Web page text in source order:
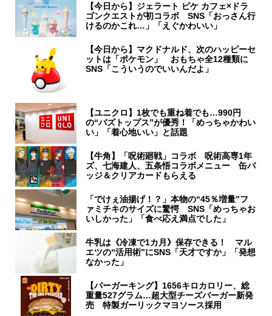
【今日から】ジェラート ピケ カフェ×ドラ
ゴンクエストが初コラボ SNS「おっさん行
けるのかこれ…」「えぐかわいい」
【今日から】マクドナルド、次のハッピーセ
ットは「ポケモン」 おもちゃ全12種類に
SNS「こういうのでいいんだよ」
【ユニクロ】1枚でも重ね着でも…990円
の“バズトップス”が優秀！「めっちゃかわい
い」「着心地いい」と話題
【牛角】「呪術廻戦」コラボ 呪術高専1年
ズ、七海建人、五条悟コラボメニュー 缶バ
ッジ＆クリアカードもらえる
「でけぇ油揚げ！？」本物の“45％増量”フ
ァミチキのサイズに驚愕 SNS「めっちゃお
いしかった」「食べ応え満点でした」
牛乳は《冷凍で1カ月》保存できる！ マル
エツの“活用術”にSNS「天才ですか」「発想
なかった」
【バーガーキング】1656キロカロリー、総
重量527グラム…超大型チーズバーガー新発
売 特製ガーリックマヨソース採用